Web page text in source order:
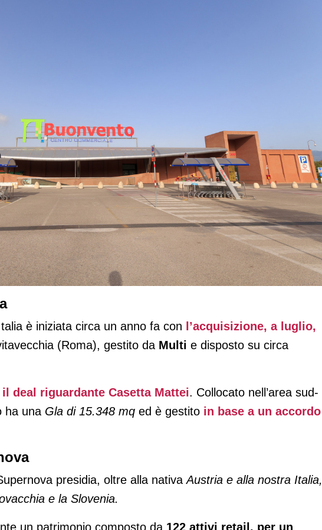
è iniziata circa un anno fa con
l’acquisizione, a luglio,
(Roma), gestito da Multi e disposto su circa
il deal riguardante Casetta Mattei. Collocato nell’area sud-
ha una Gla di 15.348 mq ed è gestito in base a un accordo
presidia, oltre alla nativaAustria e alla nostra Italia,
e la Slovenia.
un patrimonio composto da 122 attivi retail, per un